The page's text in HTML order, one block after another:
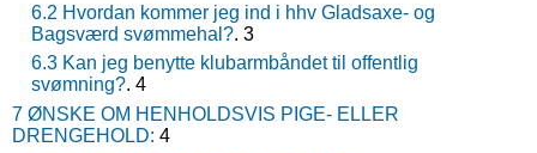
6.2 Hvordan kommer jeg ind i hhv Gladsaxe- og
Bagsværd svømmehal?. 3
6.3 Kan jeg benytte klubarmbåndet til offentlig
svømning?. 4
7 ØNSKE OM HENHOLDSVIS PIGE- ELLER
DRENGEHOLD: 4